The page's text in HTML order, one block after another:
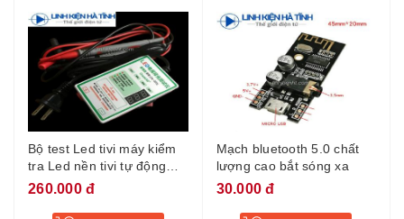
Bộ test Led tivi máy kiểm
tra Led nền tivi tự động
hộp test Led CA-300L
260.000 đ
Mạch bluetooth 5.0 chất
lượng cao bắt sóng xa
30.000 đ